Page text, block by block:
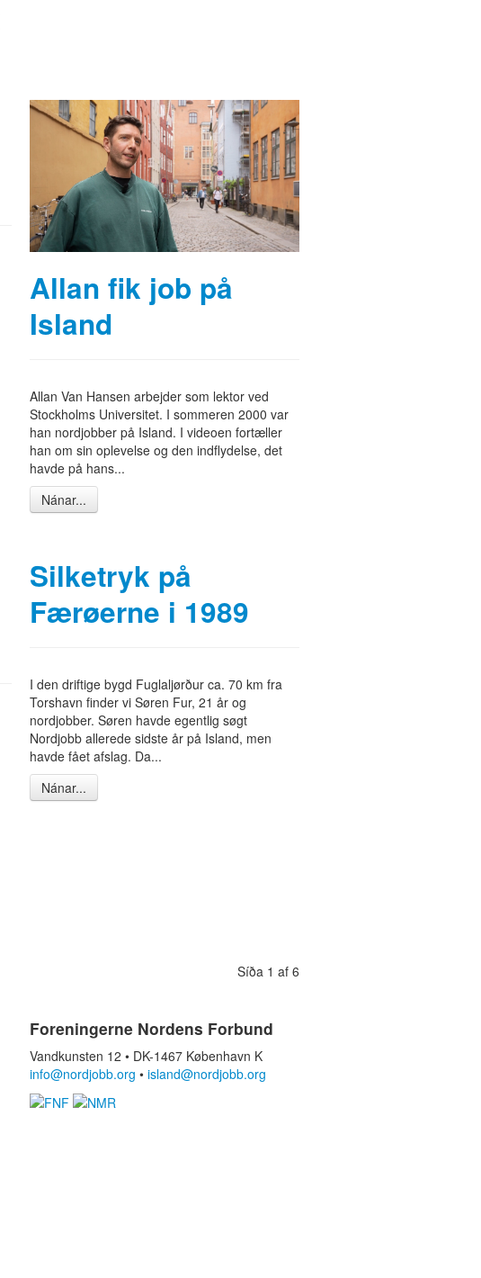
Allan fik job på
Island
Allan Van Hansen arbejder som lektor ved
Stockholms Universitet. I sommeren 2000 var
han nordjobber på Island. I videoen fortæller
han om sin oplevelse og den indflydelse, det
havde på hans...
Nánar...
Silketryk på
Færøerne i 1989
I den driftige bygd Fuglaljørður ca. 70 km fra
Torshavn finder vi Søren Fur, 21 år og
nordjobber. Søren havde egentlig søgt
Nordjobb allerede sidste år på Island, men
havde fået afslag. Da...
Nánar...
Síða 1 af 6
Foreningerne Nordens Forbund
Vandkunsten 12 • DK-1467 København K
info@nordjobb.org • island@nordjobb.org